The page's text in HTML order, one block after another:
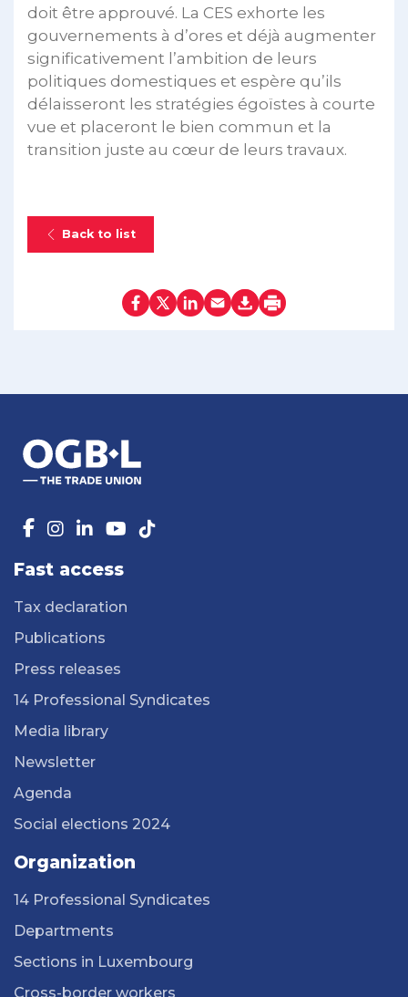
doit être approuvé. La CES exhorte les
gouvernements à d’ores et déjà augmenter
significativement l’ambition de leurs
politiques domestiques et espère qu’ils
délaisseront les stratégies égoïstes à courte
vue et placeront le bien commun et la
transition juste au cœur de leurs travaux.
Back to list
Fast access
Tax declaration
Publications
Press releases
14 Professional Syndicates
Media library
Newsletter
Agenda
Social elections 2024
Organization
14 Professional Syndicates
Departments
Sections in Luxembourg
Cross-border workers